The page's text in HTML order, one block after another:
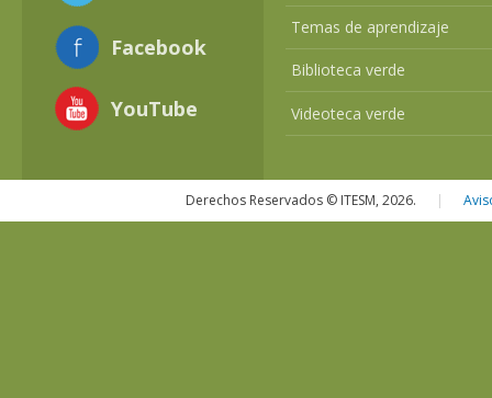
Facebook
YouTube
Temas de aprendizaje
Biblioteca verde
Videoteca verde
Derechos Reservados © ITESM, 2026. |